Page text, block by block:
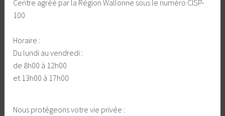
Centre agréé par la Région Wallonne sous le numéro CISP-
100
Horaire :
Du lundi au vendredi :
de 8h00 à 12h00
et 13h00 à 17h00
Nous protégeons votre vie privée :